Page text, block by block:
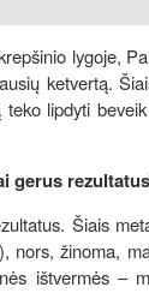
lygoje,
ketvertą.
lipdyti
gerus
Šiais
nors, žinoma,
ištvermės –